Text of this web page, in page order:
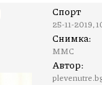
Спорт
25-11-2019,
Снимка:
ММС
Автор: